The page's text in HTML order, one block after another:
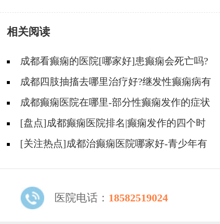
补贴限时发放!
疗时要注意什么?
相关阅读
成都看癫痫的医院[哪家好]患癫痫会死亡吗?
成都四肢抽搐去哪里治疗好?继发性癫痫病有
什么症状?
成都癫痫医院在哪里-部分性癫痫发作的症状
表现是什么？
[盘点]成都癫痫医院排名|癫痫发作的四个时
期有什么表现？
[关注热点]成都治癫痫医院哪家好-青少年有
医院电话： 18582519024